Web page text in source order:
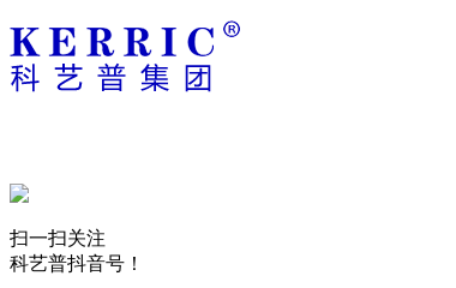
扫一扫关注
科艺普抖音号！